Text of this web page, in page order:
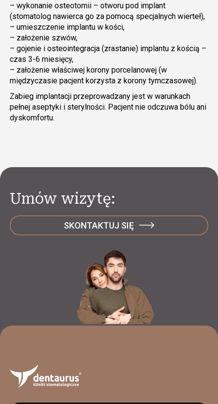
– wykonanie osteotomii – otworu pod implant
(stomatolog nawierca go za pomocą specjalnych wierteł),
– umieszczenie implantu w kości,
– założenie szwów,
– gojenie i osteointegracja (zrastanie) implantu z kością –
czas 3-6 miesięcy,
– założenie właściwej korony porcelanowej (w
międzyczasie pacjent korzysta z korony tymczasowej).
Zabieg implantacji przeprowadzany jest w warunkach
pełnej aseptyki i sterylności. Pacjent nie odczuwa bólu ani
dyskomfortu.
Umów wizytę:
SKONTAKTUJ SIĘ